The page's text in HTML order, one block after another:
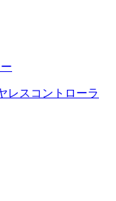
レスコントローラ